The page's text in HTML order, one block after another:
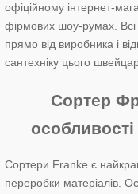
офіційному інтернет-
фірмових шоу-румах.
прямо від виробника і
сантехніку цього
Сортер
особливості
Сортери Franke є
переробки матеріалів.